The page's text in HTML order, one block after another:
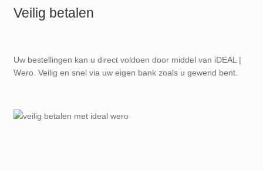
Veilig betalen
Uw bestellingen kan u direct voldoen door middel van iDEAL |
Wero. Veilig en snel via uw eigen bank zoals u gewend bent.